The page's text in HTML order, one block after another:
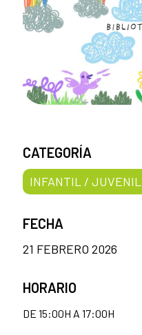
CATEGORÍA
INFANTIL / JUVENIL
FECHA
21 FEBRERO 2026
HORARIO
DE 15:00H A 17:00H